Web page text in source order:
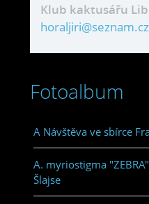
Klub kaktusářu
horaljiri@seznam.cz
Fotoalbum
A Návštěva ve sbírce
A. myriostigma
Šlajse